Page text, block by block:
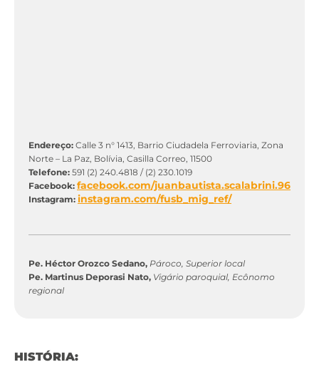
Endereço: Calle 3 n° 1413, Barrio Ciudadela Ferroviaria, Zona
Norte – La Paz, Bolívia, Casilla Correo, 11500
Telefone: 591 (2) 240.4818 / (2) 230.1019
Facebook: facebook.com/juanbautista.scalabrini.96
Instagram: instagram.com/fusb_mig_ref/
Pe. Héctor Orozco Sedano, Pároco, Superior local
Pe. Martinus Deporasi Nato, Vigário paroquial, Ecônomo
regional
HISTÓRIA: